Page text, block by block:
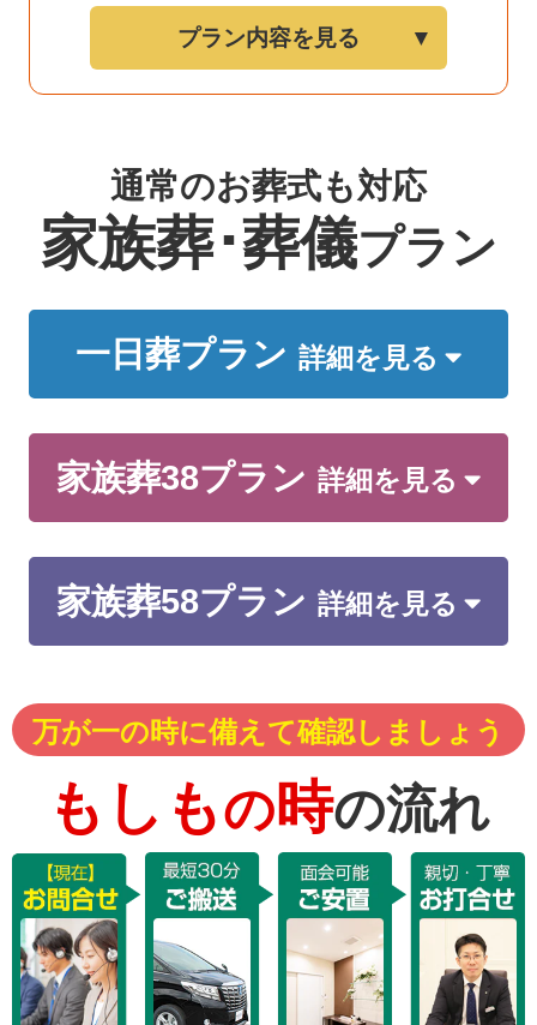
プラン内容を見る
通常のお葬式も対応
家族葬･葬儀プラン
一日葬プラン 詳細を見る
家族葬38プラン 詳細を見る
家族葬58プラン 詳細を見る
万が一の時に備えて確認しましょう
もしもの時の流れ